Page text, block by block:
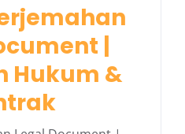
|
Hukum &